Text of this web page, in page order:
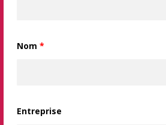
Nom *
Entreprise